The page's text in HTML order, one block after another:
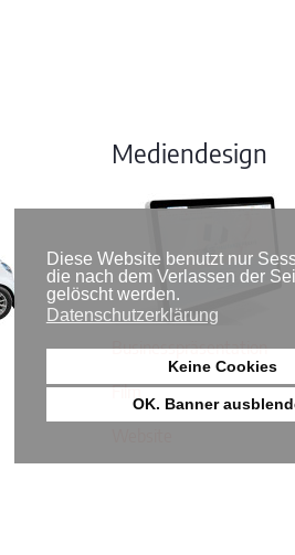
Diese Website benutzt nur
die nach dem Verlassen der
gelöscht werden.
Datenschutzerklärung
Keine Cookies
OK. Banner
Mediendesign
Businesspräsentation
Film